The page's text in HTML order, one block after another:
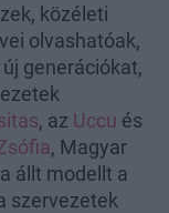
közéleti
olvashatóak,
generációkat,
, az Uccu és
, Magyar
állt modellt a
szervezetek